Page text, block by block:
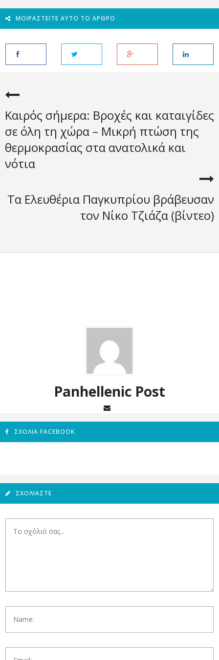
ΜΟΙΡΑΣΤΕΊΤΕ ΑΥΤΌ ΤΟ ΆΡΘΡΟ
Καιρός σήμερα: Βροχές και καταιγίδες
σε όλη τη χώρα – Μικρή πτώση της
θερμοκρασίας στα ανατολικά και
νότια
Τα Ελευθέρια Παγκυπρίου βράβευσαν
τον Νίκο Τζιάζα (βίντεο)
Panhellenic Post
ΣΧΌΛΙΑ FACEBOOK
ΣΧΟΛΙΆΣΤΕ